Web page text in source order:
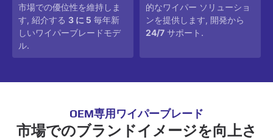
市場での優位性を維持しま
す, 紹介する 3 に 5 毎年新
しいワイパーブレードモデ
ル.
的なワイパー ソリューショ
ンを提供します, 開発から
24/7 サポート.
OEM専用ワイパーブレード
市場でのブランドイメージを向上さ